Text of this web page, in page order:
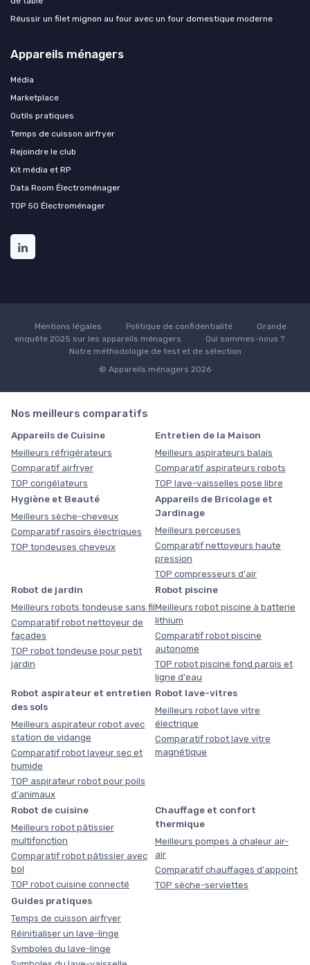
Réussir un filet mignon au four avec un four domestique moderne
Appareils ménagers
Média
Marketplace
Outils pratiques
Temps de cuisson airfryer
Rejoindre le club
Kit média et RP
Data Room Électroménager
TOP 50 Électroménager
Mentions légales Politique de confidentialité
Grande
enquête 2025 sur les appareils ménagers
Qui sommes-nous ?
Notre méthodologie de test et de sélection
© Appareils ménagers 2026
Nos meilleurs comparatifs
Appareils de Cuisine
Meilleurs réfrigérateurs
Comparatif airfryer
TOP congélateurs
Entretien de la Maison
Meilleurs aspirateurs balais
Comparatif aspirateurs robots
TOP lave-vaisselles pose libre
Hygiène et Beauté
Meilleurs sèche-cheveux
Comparatif rasoirs électriques
TOP tondeuses cheveux
Appareils de Bricolage et
Jardinage
Meilleurs perceuses
Comparatif nettoyeurs haute
pression
TOP compresseurs d'air
Robot de jardin
Meilleurs robots tondeuse sans fil
Comparatif robot nettoyeur de
façades
TOP robot tondeuse pour petit
jardin
Robot piscine
Meilleurs robot piscine à batterie
lithium
Comparatif robot piscine
autonome
TOP robot piscine fond parois et
ligne d'eau
Robot aspirateur et entretien
des sols
Meilleurs aspirateur robot avec
station de vidange
Comparatif robot laveur sec et
humide
TOP aspirateur robot pour poils
d'animaux
Robot lave-vitres
Meilleurs robot lave vitre
électrique
Comparatif robot lave vitre
magnétique
Robot de cuisine
Meilleurs robot pâtissier
multifonction
Comparatif robot pâtissier avec
bol
TOP robot cuisine connecté
Chauffage et confort
thermique
Meilleurs pompes à chaleur air-
air
Comparatif chauffages d'appoint
TOP sèche-serviettes
Guides pratiques
Temps de cuisson airfryer
Réinitialiser un lave-linge
Symboles du lave-linge